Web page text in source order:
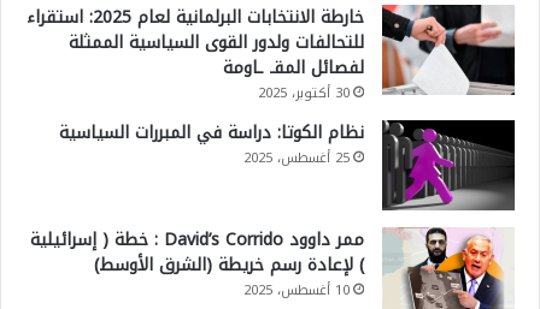
خارطة الانتخابات البرلمانية لعام 2025: استقراء
للتحالفات ولدور القوى السياسية الممثلة
لفصائل المقـ ـاومة
30 أكتوبر، 2025
نظام الكوتا: دراسة في المبررات السياسية
25 أغسطس، 2025
ممر داوود David’s Corrido : خطة ( إسرائيلية
) لإعادة رسم خريطة (الشرق الأوسط)
10 أغسطس، 2025